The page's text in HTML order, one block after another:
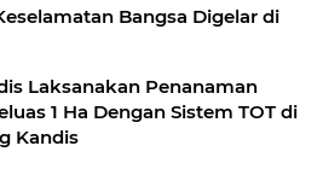
Bangsa Digelar di
Laksanakan Penanaman
1 Ha Dengan Sistem TOT di
Kandis